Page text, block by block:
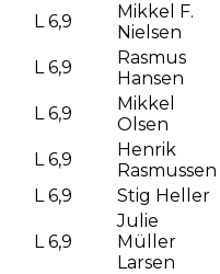
L 6,9
Mikkel F.
Nielsen
L 6,9
Rasmus
Hansen
L 6,9
Mikkel
Olsen
L 6,9
Henrik
Rasmussen
L 6,9
Stig Heller
L 6,9
Julie
Müller
Larsen